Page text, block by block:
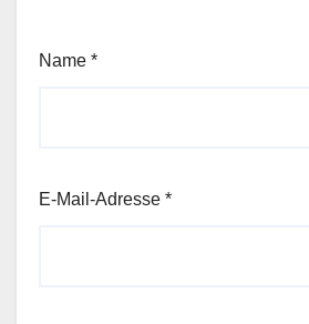
Name *
E-Mail-Adresse *